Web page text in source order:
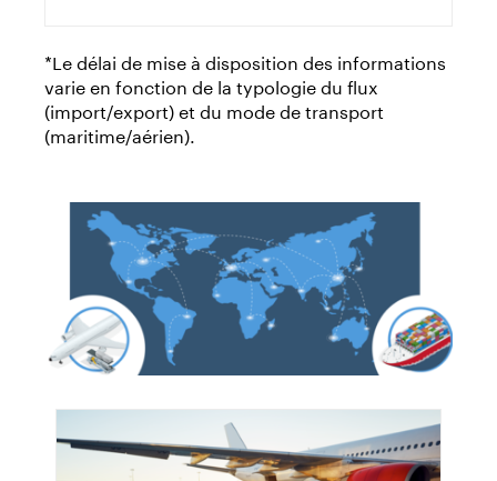
*Le délai de mise à disposition des informations
varie en fonction de la typologie du flux
(import/export) et du mode de transport
(maritime/aérien).